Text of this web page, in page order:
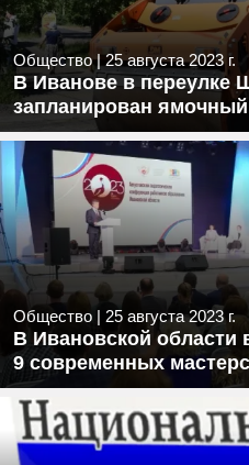
Общество|25 августа 2023 г.
В Иванове в переулке
запланирован
Общество | 25 августа 2023 г.
В Ивановской области
9 современных